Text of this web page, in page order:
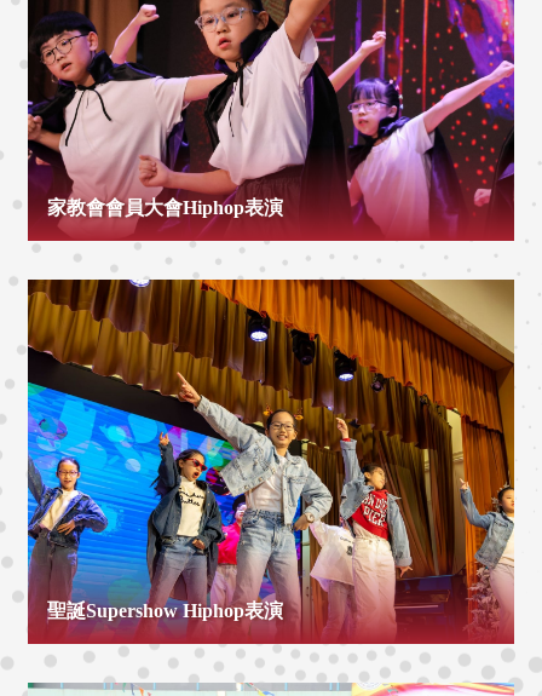
家教會會員大會Hiphop表演
聖誕Supershow Hiphop表演